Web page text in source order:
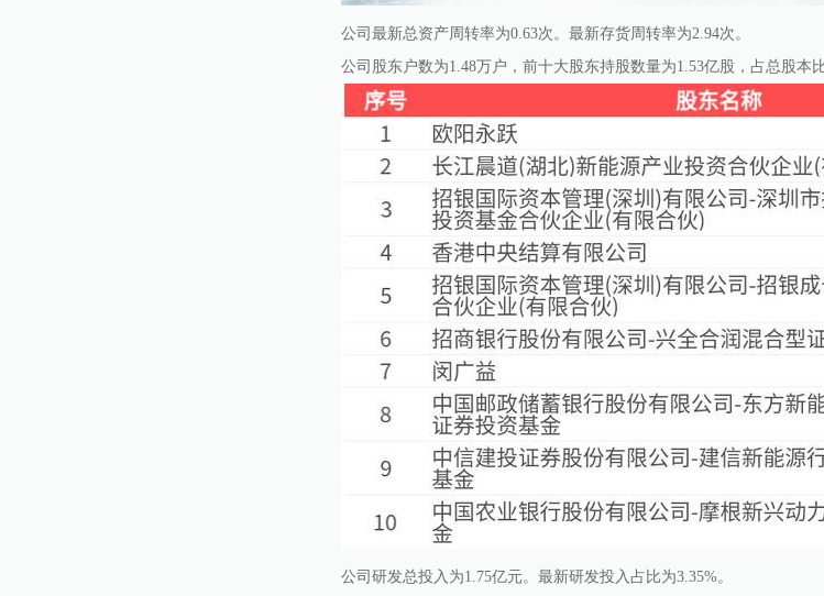
公司最新总资产周转率为0.63次。最新存货周转率为2.94次。
公司股东户数为1.48万户，前十大股东持股数量为1.53亿股，占总股本
公司研发总投入为1.75亿元。最新研发投入占比为3.35%。